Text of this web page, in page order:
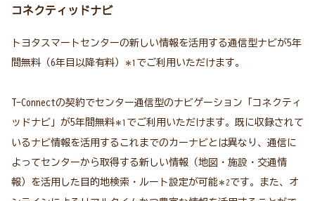
コネクティッドナビ
トヨタスマートセンターの新しい情報を活用する通信型ナビが5年
間無料（6年目以降有料）
＊1 でご利用いただけます。
T-Connectの契約でセンター通信型のナビゲーション「コネクティ
ッドナビ」が5年間無料＊1 でご利用いただけます。既に収録されて
いるナビ情報を活用するこれまでのカーナビとは異なり、通信に
よってセンターから取得する新しい情報（地図・施設・交通情
報）を活用した目的地検索・ルート設定が可能＊2です。また、オ